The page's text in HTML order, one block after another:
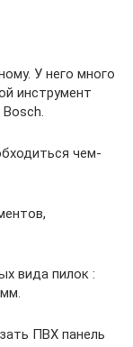
У него много
инструмент
чем-
вида пилок :
ПВХ панель